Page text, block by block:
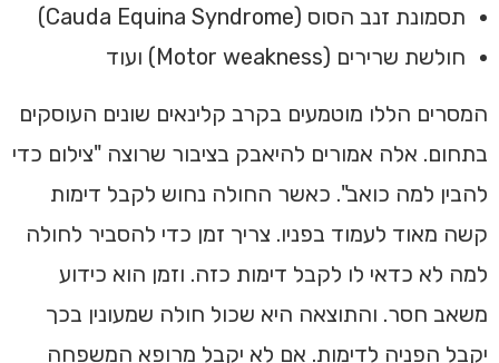
תסמונת זנב הסוס (Cauda Equina Syndrome)
חולשת שרירים (Motor weakness) ועוד
המסרים הללו מוטמעים בקרב קלינאים שונים העוסקים
בתחום. אלה אמורים להיאבק בציבור שרוצה "צילום כדי
להבין למה כואב". כאשר החולה נחוש לקבל דימות
קשה מאוד לעמוד בפניו. צריך זמן כדי להסביר לחולה
למה לא כדאי לו לקבל דימות כזה. וזמן הוא כידוע
משאב חסר. והתוצאה היא שכול חולה שמעונין בכך
יקבל הפניה לדימות. אם לא יקבל מרופא המשפחה